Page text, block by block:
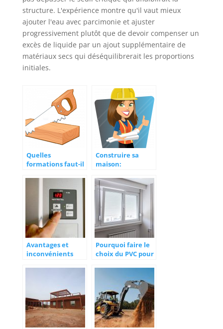
structure. L'expérience montre qu'il vaut mieux
ajouter l'eau avec parcimonie et ajuster
progressivement plutôt que de devoir compenser un
excès de liquide par un ajout supplémentaire de
matériaux secs qui déséquilibrerait les proportions
initiales.
Quelles
formations faut-il
menuiserie?
Construire sa
maison:
plan architectural
Avantages et
inconvénients
Pourquoi faire le
choix du PVC pour